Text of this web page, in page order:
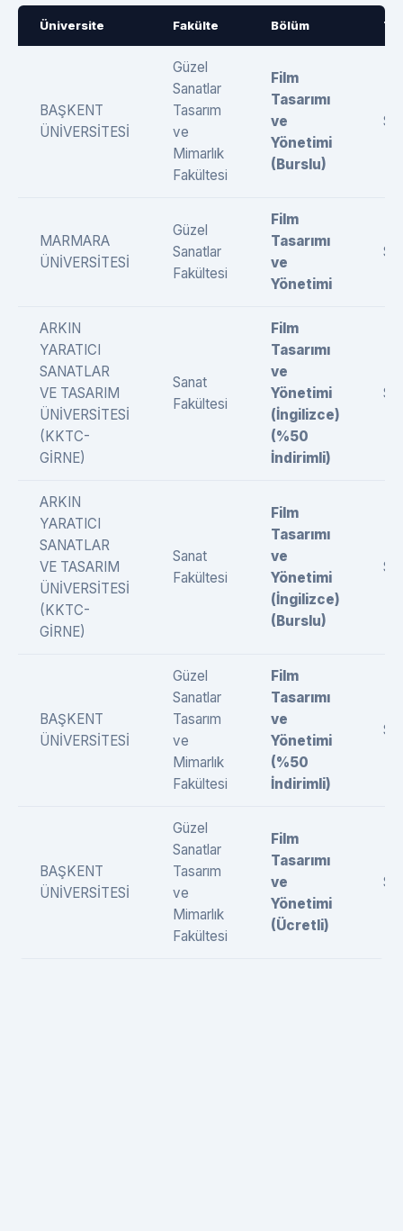
Üniversite Fakülte Bölüm
BAŞKENT
ÜNİVERSİTESİ
Güzel
Sanatlar
Tasarım
ve
Mimarlık
Fakültesi
Film
Tasarımı
ve
Yönetimi
(Burslu)
MARMARA
ÜNİVERSİTESİ
Güzel
Sanatlar
Fakültesi
Film
Tasarımı
ve
Yönetimi
ARKIN
YARATICI
SANATLAR
VE TASARIM
ÜNİVERSİTESİ
(KKTC-
GİRNE)
Sanat
Fakültesi
Film
Tasarımı
ve
Yönetimi
(İngilizce)
(%50
İndirimli)
ARKIN
YARATICI
SANATLAR
VE TASARIM
ÜNİVERSİTESİ
(KKTC-
GİRNE)
Sanat
Fakültesi
Film
Tasarımı
ve
Yönetimi
(İngilizce)
(Burslu)
BAŞKENT
ÜNİVERSİTESİ
Güzel
Sanatlar
Tasarım
ve
Mimarlık
Fakültesi
Film
Tasarımı
ve
Yönetimi
(%50
İndirimli)
BAŞKENT
ÜNİVERSİTESİ
Güzel
Sanatlar
Tasarım
ve
Mimarlık
Fakültesi
Film
Tasarımı
ve
Yönetimi
(Ücretli)